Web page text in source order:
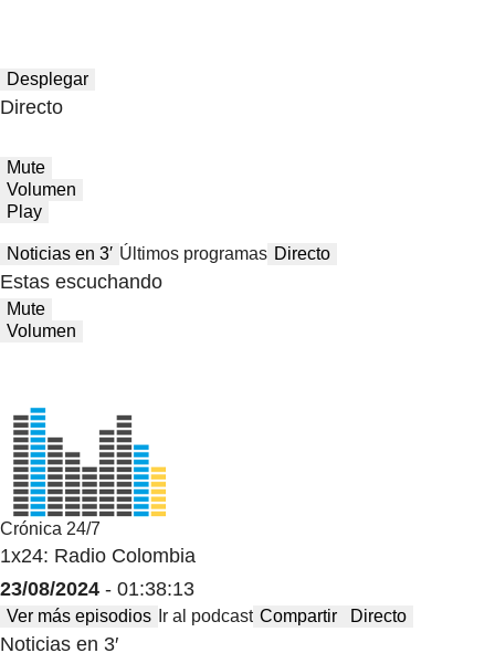
Desplegar
Directo
Mute
Volumen
Play
Noticias en 3′ Últimos programas Directo
Estas escuchando
Mute
Volumen
Crónica 24/7
1x24: Radio Colombia
23/08/2024 - 01:38:13
Ver más episodios Ir al podcast Compartir Directo
Noticias en 3′